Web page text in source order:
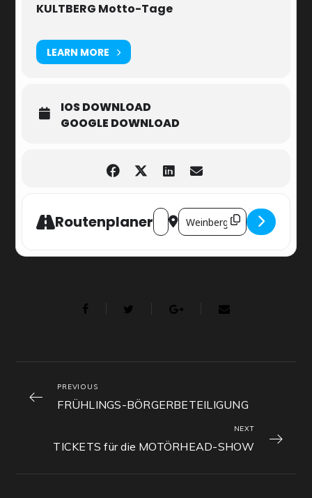
KULTBERG Motto-Tage
LEARN MORE
IOS DOWNLOAD
GOOGLE DOWNLOAD
Routenplaner
ADDRESS - SAINT PATRICKS DAY MIT
DESTINATION ADDRESS - SAINT
PREVIOUS
FRÜHLINGS-BÖRGERBETEILIGUNG
NEXT
TICKETS für die MOTÖRHEAD-SHOW